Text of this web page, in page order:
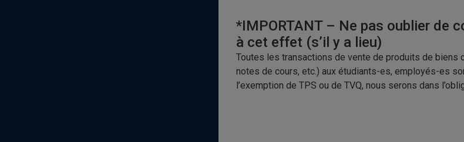
*IMPORTANT – Ne pas oublier de
à cet effet (s’il y a lieu)
Toutes les transactions de vente de produits de
notes de cours, etc.) aux étudiants-es, employés-es
l’exemption de TPS ou de TVQ, nous serons dans